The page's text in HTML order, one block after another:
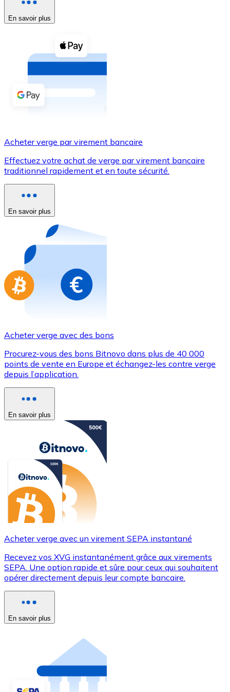
Voir toutes
Coupons crypto
Achetez des cryptomonnaies en espèces et d'autres
Acheter avec espèces
Virement SEPA
Utilisez les cartes Visa et Mastercard pour acheter
Acheter avec carte
Nouveau
Achetez des cartes-cadeaux de vos marques
Aller à la boutique de cartes-cadeaux
En savoir plus
Acheter verge par virement bancaire
Effectuez votre achat de verge par virement bancaire
traditionnel rapidement et en toute sécurité.
En savoir plus
Acheter verge avec des bons
Procurez-vous des bons Bitnovo dans plus de 40 000
points de vente en Europe et échangez-les contre verge
depuis l’application.
En savoir plus
Acheter verge avec un virement SEPA instantané
Recevez vos XVG instantanément grâce aux virements
SEPA. Une option rapide et sûre pour ceux qui souhaitent
opérer directement depuis leur compte bancaire.
En savoir plus